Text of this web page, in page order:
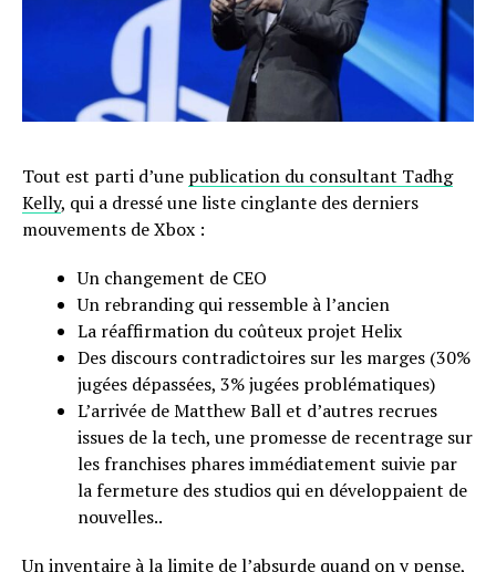
Tout est parti d’une publication du consultant Tadhg
Kelly, qui a dressé une liste cinglante des derniers
mouvements de Xbox :
Un changement de CEO
Un rebranding qui ressemble à l’ancien
La réaffirmation du coûteux projet Helix
Des discours contradictoires sur les marges (30%
jugées dépassées, 3% jugées problématiques)
L’arrivée de Matthew Ball et d’autres recrues
issues de la tech, une promesse de recentrage sur
les franchises phares immédiatement suivie par
la fermeture des studios qui en développaient de
nouvelles..
Un inventaire à la limite de l’absurde quand on y pense,